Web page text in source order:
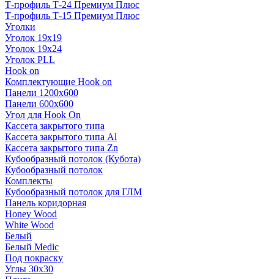
Т-профиль Т-24 Премиум Плюс
Т-профиль Т-15 Премиум Плюс
Уголки
Уголок 19х19
Уголок 19х24
Уголок PLL
Hook on
Комплектующие Hook on
Панели 1200х600
Панели 600х600
Угол для Hook On
Кассета закрытого типа
Кассета закрытого типа Al
Кассета закрытого типа Zn
Кубообразный потолок (Кубота)
Кубообразный потолок
Комплекты
Кубообразный потолок для ГЛМ
Панель коридорная
Honey Wood
White Wood
Белый
Белый Medic
Под покраску
Углы 30х30